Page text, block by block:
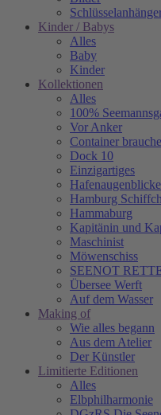
Kinder / Babys
Alles
Baby
Kinder
Kollektionen
Alles
100%
Vor Anker
Container
Dock 10
Einzigartiges
Hafenaugen­blicke
Hamburg
Hammaburg
Kapitänin und
Maschinist
Möwenschiss
SEENOT
Übersee Werft
Auf dem Wasser
Making of
Wie alles begann
Aus dem Atelier
Der Künstler
Limitierte Editionen
Alles
Elbphilharmonie